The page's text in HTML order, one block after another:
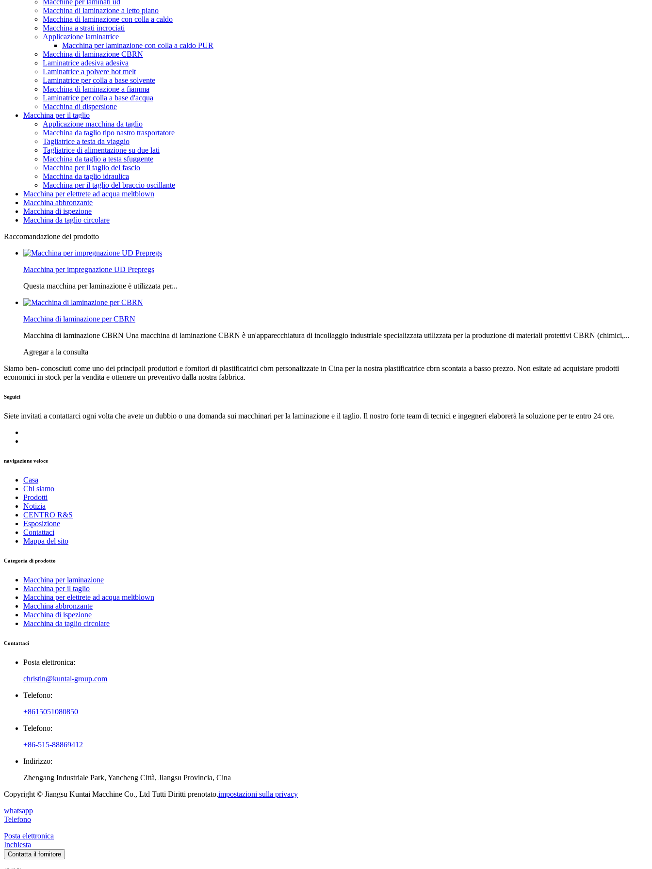
Macchina di laminazione a letto piano
Macchina di laminazione con colla a caldo
Macchina a strati incrociati
Applicazione laminatrice
Macchina per laminazione con colla a caldo PUR
Macchina di laminazione CBRN
Laminatrice adesiva adesiva
Laminatrice a polvere hot melt
Laminatrice per colla a base solvente
Macchina di laminazione a fiamma
Laminatrice per colla a base d'acqua
Macchina di dispersione
Macchina per il taglio
Applicazione macchina da taglio
Macchina da taglio tipo nastro trasportatore
Tagliatrice a testa da viaggio
Tagliatrice di alimentazione su due lati
Macchina da taglio a testa sfuggente
Macchina per il taglio del fascio
Macchina da taglio idraulica
Macchina per il taglio del braccio oscillante
Macchina per elettrete ad acqua meltblown
Macchina abbronzante
Macchina di ispezione
Macchina da taglio circolare
Raccomandazione del prodotto
Macchina per impregnazione UD Prepregs
Questa macchina per laminazione è utilizzata per...
Macchina di laminazione per CBRN
Macchina di laminazione CBRN Una macchina di laminazione CBRN è un'apparecchiatura di incollaggio industriale specializzata utilizzata per la produzione di materiali protettivi CBRN (chimici,...
Agregar a la consulta
Siamo ben- conosciuti come uno dei principali produttori e fornitori di plastificatrici cbrn personalizzate in Cina per la nostra plastificatrice cbrn scontata a basso prezzo. Non esitate ad acquistare prodotti
economici in stock per la vendita e ottenere un preventivo dalla nostra fabbrica.
Seguici
Siete invitati a contattarci ogni volta che avete un dubbio o una domanda sui macchinari per la laminazione e il taglio. Il nostro forte team di tecnici e ingegneri elaborerà la soluzione per te entro 24 ore.
navigazione veloce
Casa
Chi siamo
Prodotti
Notizia
CENTRO R&S
Esposizione
Contattaci
Mappa del sito
Categoria di prodotto
Macchina per laminazione
Macchina per il taglio
Macchina per elettrete ad acqua meltblown
Macchina abbronzante
Macchina di ispezione
Macchina da taglio circolare
Contattaci
Posta elettronica:
christin@kuntai-group.com
Telefono:
+8615051080850
Telefono:
+86-515-88869412
Indirizzo:
Zhengang Industriale Park, Yancheng Città, Jiangsu Provincia, Cina
Copyright © Jiangsu Kuntai Macchine Co., Ltd Tutti Diritti prenotato.impostazioni sulla privacy
whatsapp
Telefono
Posta elettronica
Inchiesta
Contatta il fornitore